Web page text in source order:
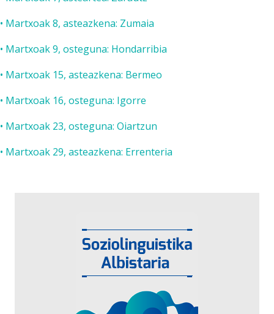
• Martxoak 8, asteazkena: Zumaia
• Martxoak 9, osteguna: Hondarribia
• Martxoak 15, asteazkena: Bermeo
• Martxoak 16, osteguna: Igorre
• Martxoak 23, osteguna: Oiartzun
• Martxoak 29, asteazkena: Errenteria